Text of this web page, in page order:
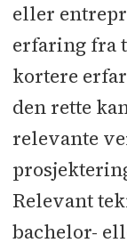
eller
erfaring fra
kortere
den rette
relevante
Relevant
bachelor-